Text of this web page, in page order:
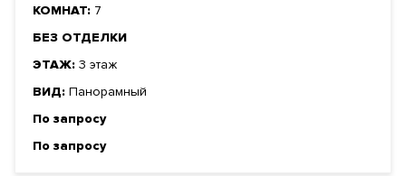
КОМНАТ: 7
БЕЗ ОТДЕЛКИ
ЭТАЖ: 3 этаж
ВИД: Панорамный
По запросу
По запросу